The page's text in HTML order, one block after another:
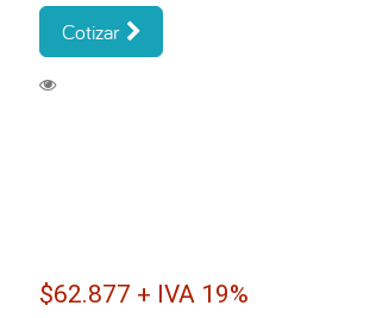
Cotizar
$62.877 + IVA 19%